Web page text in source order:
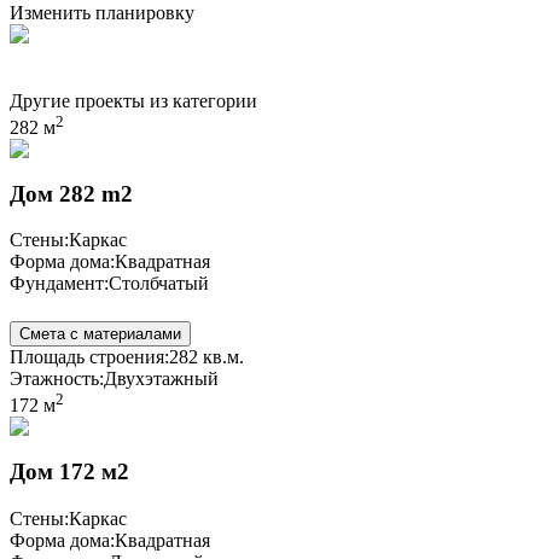
Изменить планировку
Другие проекты из категории
282 м2
Дом 282 m2
Стены:Каркас
Форма дома:Квадратная
Фундамент:Столбчатый
Смета с материалами
Площадь строения:282 кв.м.
Этажность:Двухэтажный
172 м2
Дом 172 м2
Стены:Каркас
Форма дома:Квадратная